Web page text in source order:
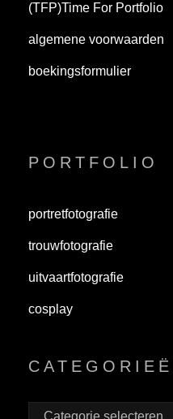
(TFP)Time For Portfolio
algemene voorwaarden
boekingsformulier
PORTFOLIO
portretfotografie
trouwfotografie
uitvaartfotografie
cosplay
Categorieën